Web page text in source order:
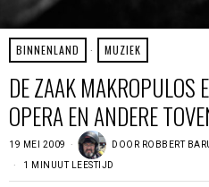
BINNENLAND · MUZIEK
DE ZAAK MAKROPULOS
OPERA EN ANDERE
19 MEI 2009 DOOR ROBBERT
1 MINUUT LEESTIJD